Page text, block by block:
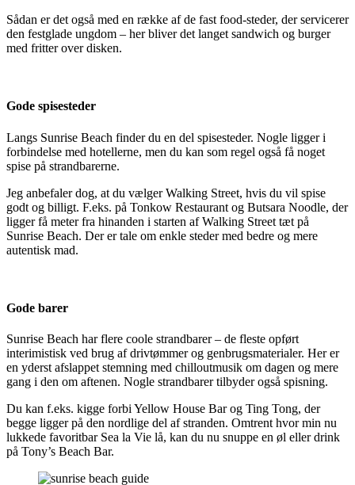
Sådan er det også med en række af de fast food-steder, der servicerer
den festglade ungdom – her bliver det langet sandwich og burger
med fritter over disken.
Gode spisesteder
Langs Sunrise Beach finder du en del spisesteder. Nogle ligger i
forbindelse med hotellerne, men du kan som regel også få noget
spise på strandbarerne.
Jeg anbefaler dog, at du vælger Walking Street, hvis du vil spise
godt og billigt. F.eks. på Tonkow Restaurant og Butsara Noodle, der
ligger få meter fra hinanden i starten af Walking Street tæt på
Sunrise Beach. Der er tale om enkle steder med bedre og mere
autentisk mad.
Gode barer
Sunrise Beach har flere coole strandbarer – de fleste opført
interimistisk ved brug af drivtømmer og genbrugsmaterialer. Her er
en yderst afslappet stemning med chilloutmusik om dagen og mere
gang i den om aftenen. Nogle strandbarer tilbyder også spisning.
Du kan f.eks. kigge forbi Yellow House Bar og Ting Tong, der
begge ligger på den nordlige del af stranden. Omtrent hvor min nu
lukkede favoritbar Sea la Vie lå, kan du nu snuppe en øl eller drink
på Tony’s Beach Bar.